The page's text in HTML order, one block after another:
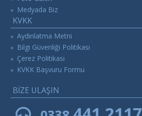
» Medyada Biz
KVKK
» Aydınlatma Metni
» Bilgi Güvenliği Politikası
» Çerez Politikası
» KVKK Başvuru Formu
BİZE ULAŞIN